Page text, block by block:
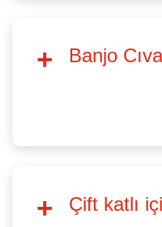
Banjo
Çift katlı